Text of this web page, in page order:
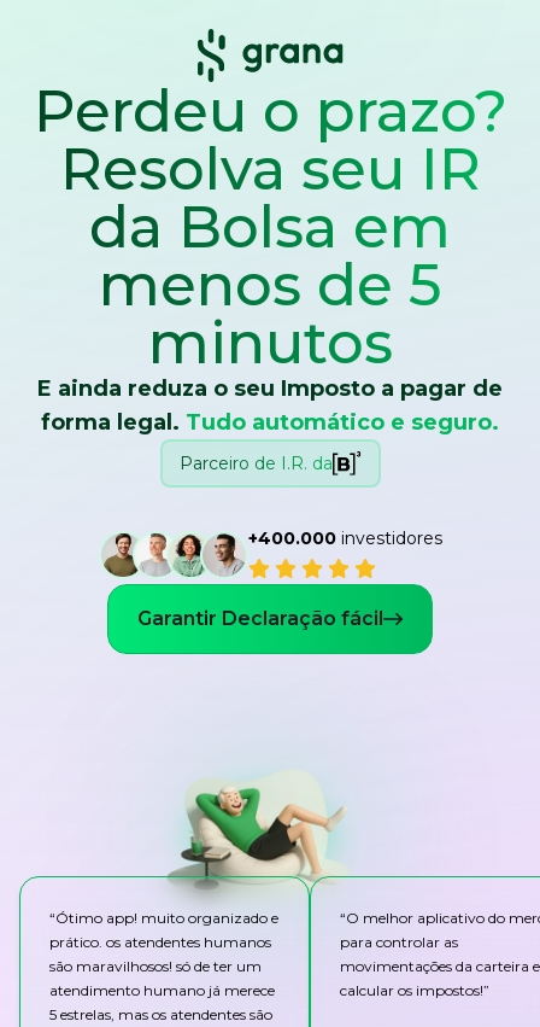
Perdeu o prazo?
Resolva seu IR
da Bolsa em
menos de 5
minutos
E ainda reduza o seu Imposto a pagar de
forma legal. Tudo automático e seguro.
Parceiro de I.R. da
+400.000investidores
Garantir Declaração fácil
“Ótimo app! muito organizado e
prático. os atendentes humanos
são maravilhosos! só de ter um
atendimento humano já merece
5 estrelas, mas os atendentes são
“O melhor aplicativo do
para controlar as
movimentações da carteira e
calcular os impostos!”